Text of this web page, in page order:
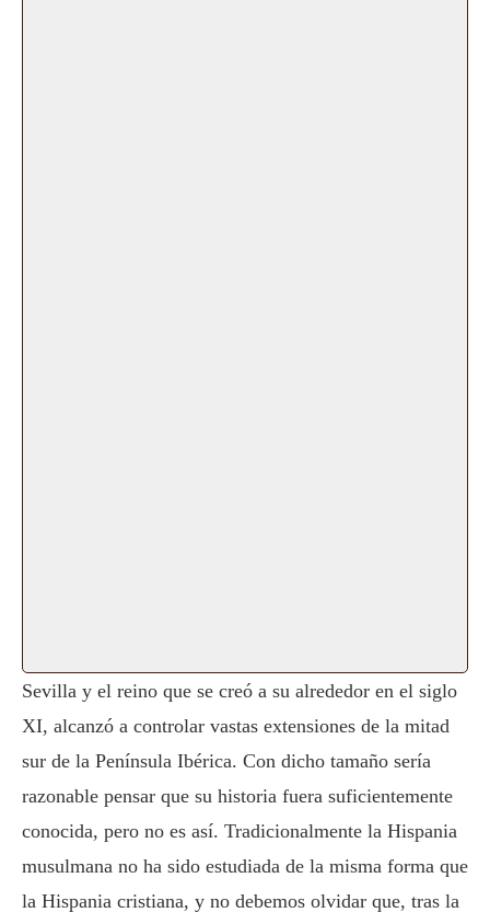
Sevilla y el reino que se creó a su alrededor en el siglo
XI, alcanzó a controlar vastas extensiones de la mitad
sur de la Península Ibérica. Con dicho tamaño sería
razonable pensar que su historia fuera suficientemente
conocida, pero no es así. Tradicionalmente la Hispania
musulmana no ha sido estudiada de la misma forma que
la Hispania cristiana, y no debemos olvidar que, tras la